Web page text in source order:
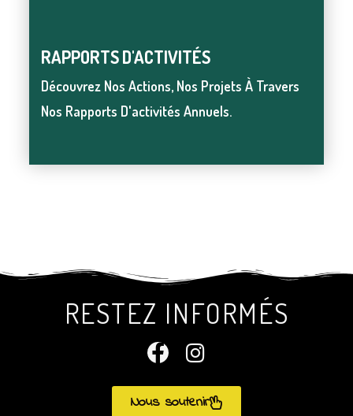
RAPPORTS D'ACTIVITÉS
Découvrez Nos Actions, Nos Projets À Travers
Nos Rapports D'activités Annuels.
RAPPORTS D'ACTIVITÉS
Découvrez Nos Actions, Nos Projets À Travers
Nos Rapports D'activités Annuels.
RESTEZ INFORMÉS
Nous soutenir